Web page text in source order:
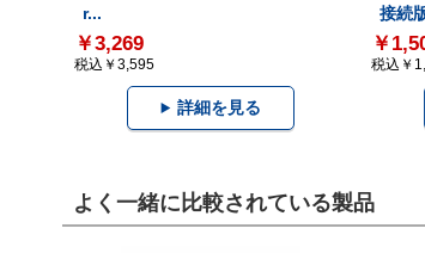
r...
￥3,269
税込￥3,595
詳細を見る
接続
￥
税込￥
よく一緒に比較されている製品